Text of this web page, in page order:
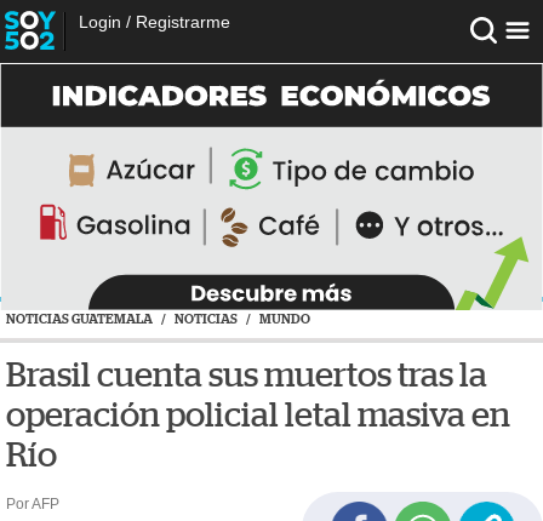
Login / Registrarme
NOTICIAS GUATEMALA / NOTICIAS / MUNDO
Brasil cuenta sus muertos tras la
operación policial letal masiva en
Río
Por AFP